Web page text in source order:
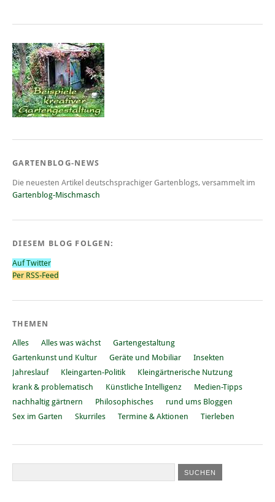
GARTENBLOG-NEWS
Die neuesten Artikel deutschsprachiger Gartenblogs, versammelt im
Gartenblog-Mischmasch
DIESEM BLOG FOLGEN:
Auf Twitter
Per RSS-Feed
THEMEN
Alles Alles was wächst
Gartengestaltung
Gartenkunst und Kultur
Geräte und Mobiliar
Insekten
Jahreslauf
Kleingarten-Politik
Kleingärtnerische Nutzung
krank & problematisch
Künstliche Intelligenz
Medien-Tipps
nachhaltig gärtnern
Philosophisches
rund ums Bloggen
Sex im Garten
Skurriles Termine & Aktionen Tierleben